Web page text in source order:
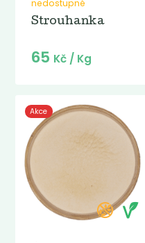
nedostupné
Strouhanka
65 Kč / Kg
Akce